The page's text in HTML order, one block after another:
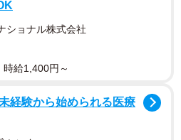
ショナル株式会社
給1,400円～
経験から始められる医療